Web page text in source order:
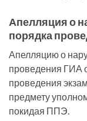
Апелляция о
порядка
Апелляцию о
проведения ГИА
проведения
предмету
покидая ППЭ.